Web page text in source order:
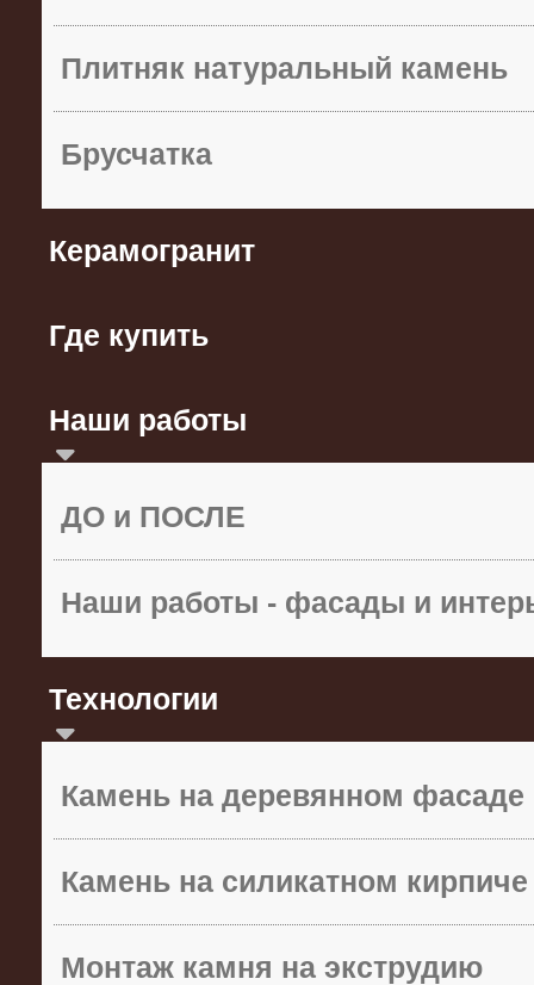
Плитняк натуральный камень
Брусчатка
Керамогранит
Где купить
Наши работы
ДО и ПОСЛЕ
Наши работы - фасады и
Технологии
Камень на деревянном фасаде
Камень на силикатном кирпиче
Монтаж камня на экструдию